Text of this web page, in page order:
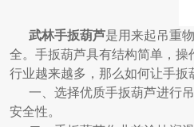
武林手扳葫芦是用来起吊重
全。手扳葫芦具有结构简单，操
行业越来越多，那么如何让手扳
一、选择优质手扳葫芦进行
安全性。